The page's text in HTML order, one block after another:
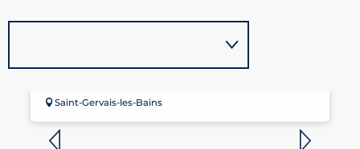
Saint-Gervais-les-Bains